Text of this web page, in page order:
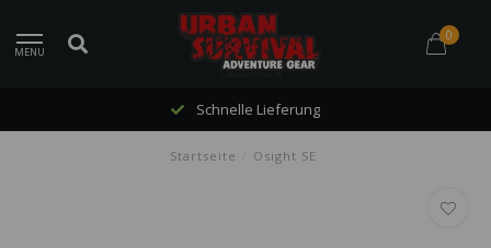
MENU
0
Schnelle Lieferung
Startseite Osight SE